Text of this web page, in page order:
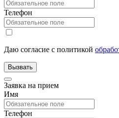
Телефон
Даю согласие с политикой
Заявка на прием
Имя
Телефон